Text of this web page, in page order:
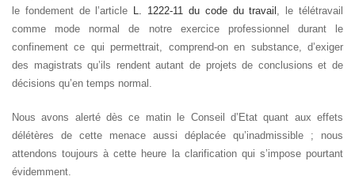
le fondement de l’article L. 1222-11 du code du travail , le télétravail
comme mode normal de notre exercice professionnel durant le
confinement ce qui permettrait, comprend-on en substance, d’exiger
des magistrats qu’ils rendent autant de projets de conclusions et de
décisions qu’en temps normal.
Nous avons alerté dès ce matin le Conseil d’Etat quant aux effets
délétères de cette menace aussi déplacée qu’inadmissible ; nous
attendons toujours à cette heure la clarification qui s’impose pourtant
évidemment.